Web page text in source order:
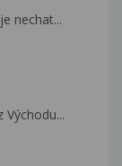
nechat...